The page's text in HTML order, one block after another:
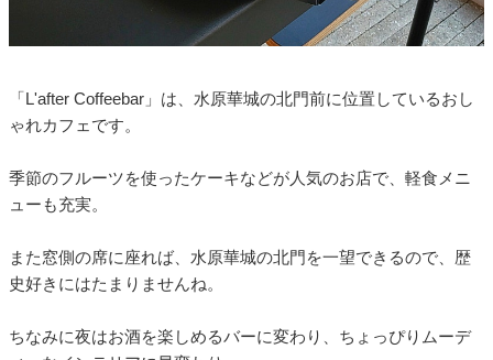
「L'after Coffeebar」は、水原華城の北門前に位置しているおし
ゃれカフェです。
季節のフルーツを使ったケーキなどが人気のお店で、軽食メニ
ューも充実。
また窓側の席に座れば、水原華城の北門を一望できるので、歴
史好きにはたまりませんね。
ちなみに夜はお酒を楽しめるバーに変わり、ちょっぴりムーデ